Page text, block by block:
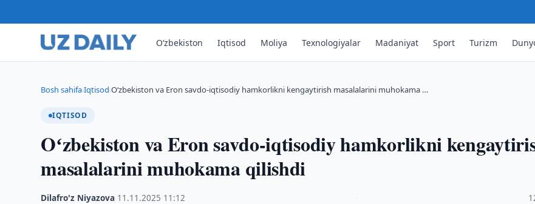
O‘zbekiston Iqtisod Moliya Texnologiyalar Madaniyat Sport Turizm
Bosh sahifa›Iqtisod›Oʻzbekiston va Eron savdo-iqtisodiy hamkorlikni kengaytirish masalalarini muhokama …
IQTISOD
Oʻzbekiston va Eron savdo-iqtisodiy hamkorlikni
masalalarini muhokama qilishdi
Dilafro'z Niyazova 11.11.2025 11:12